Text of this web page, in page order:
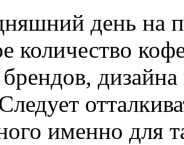
день на
количество
именно для